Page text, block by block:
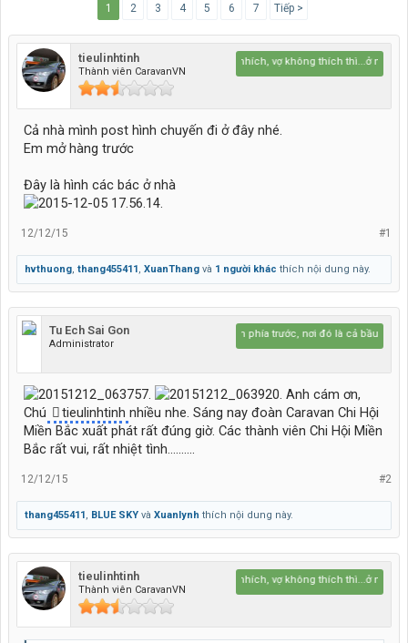
1 2 3 4 5 6 7 Tiếp >
tieulinhtinh
Thành viên CaravanVN
thích thì nhích, vợ không thích thì...ở nhà :)
Cả nhà mình post hình chuyến đi ở đây nhé.
Em mở hàng trước
Đây là hình các bác ở nhà
#1
12/12/15
hvthuong, thang455411, XuanThang và 1 người khác thích nội dung này.
Tu Ech Sai Gon
Administrator
Hãy lái lên phía trước, nơi đó là cả bầu trời
Anh cám ơn,
Chú
tieulinhtinh nhiều nhe. Sáng nay đoàn Caravan Chi Hội
Miền Bắc xuất phát rất đúng giờ. Các thành viên Chi Hội Miền
Bắc rất vui, rất nhiệt tình..........
#2
12/12/15
thang455411, BLUE SKY và Xuanlynh thích nội dung này.
tieulinhtinh
Thành viên CaravanVN
thích thì nhích, vợ không thích thì...ở nhà :)